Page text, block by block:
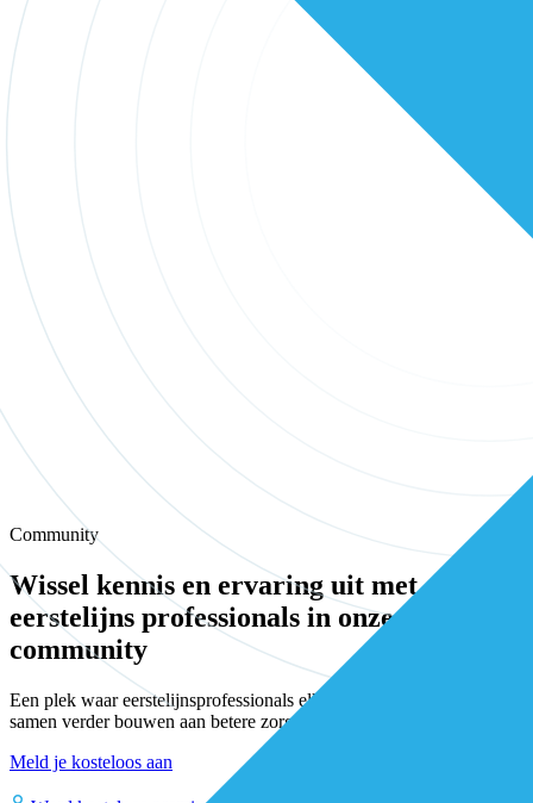
Community
Wissel kennis en ervaring uit met andere
eerstelijns professionals in onze
community
Een plek waar eerstelijnsprofessionals elkaar vinden, versterken en
samen verder bouwen aan betere zorg.
Meld je kosteloos aan